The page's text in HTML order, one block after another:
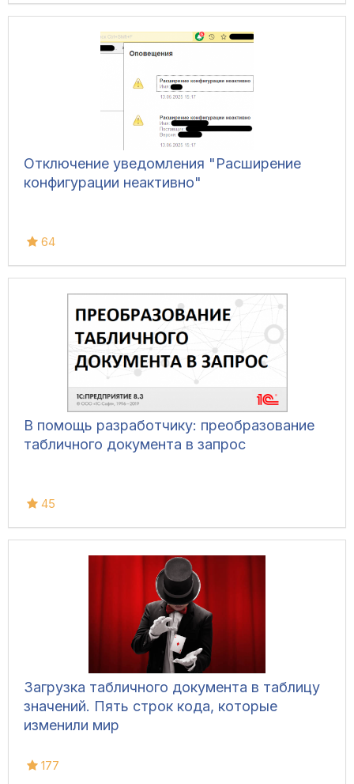
Отключение уведомления "Расширение
конфигурации неактивно"
64
В помощь разработчику: преобразование
табличного документа в запрос
45
Загрузка табличного документа в таблицу
значений. Пять строк кода, которые
изменили мир
177